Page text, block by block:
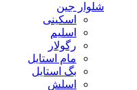
شلوار جین
اسکینی
اسلیم
رگولار
مام استایل
بگ استایل
اسلش